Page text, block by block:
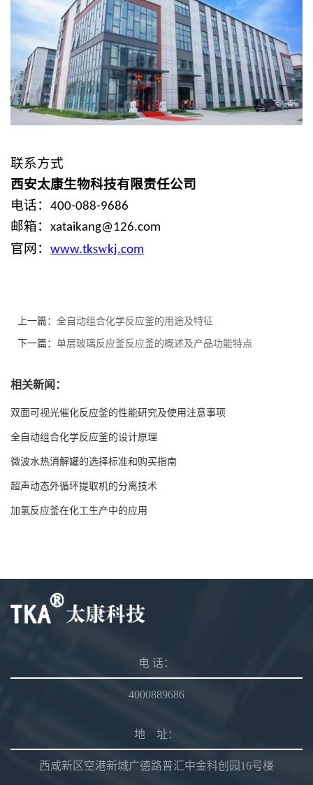
联系方式
西安太康生物科技有限责任公司
电话： 400-088-9686
邮箱： xataikang@126.com
官网： www.tkswkj.com
上一篇： 全自动组合化学反应釜的用途及特征
下一篇： 单层玻璃反应釜反应釜的概述及产品功能特点
相关新闻：
双面可视光催化反应釜的性能研究及使用注意事项
全自动组合化学反应釜的设计原理
微波水热消解罐的选择标准和购买指南
超声动态外循环提取机的分离技术
加氢反应釜在化工生产中的应用
电 话：
4000889686
地 址：
西咸新区空港新城广德路普汇中金科创园16号楼